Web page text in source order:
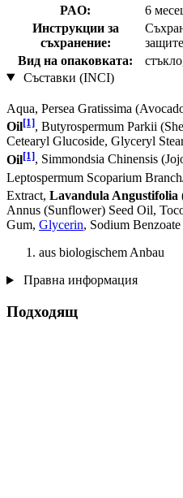
PAO:
6
Инструкции за
съхранение:
Вид на опаковката:
Съставки (INCI)
Aqua, Persea Gratissima
Oil[1], Butyrospermum Parkii
Cetearyl Glucoside, Glyceryl
Oil[1], Simmondsia Chinensis
Leptospermum Scoparium
Extract, Lavandula Angustifolia
Annus (Sunflower) Seed Oil,
Gum, Glycerin, Sodium Benzoate
aus biologischem Anbau
Правна информация
Подходящ